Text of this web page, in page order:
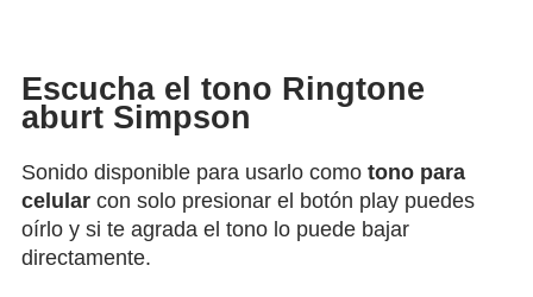
Escucha el tono Ringtone
aburt Simpson
Sonido disponible para usarlo como tono para
celular con solo presionar el botón play puedes
oírlo y si te agrada el tono lo puede bajar
directamente.